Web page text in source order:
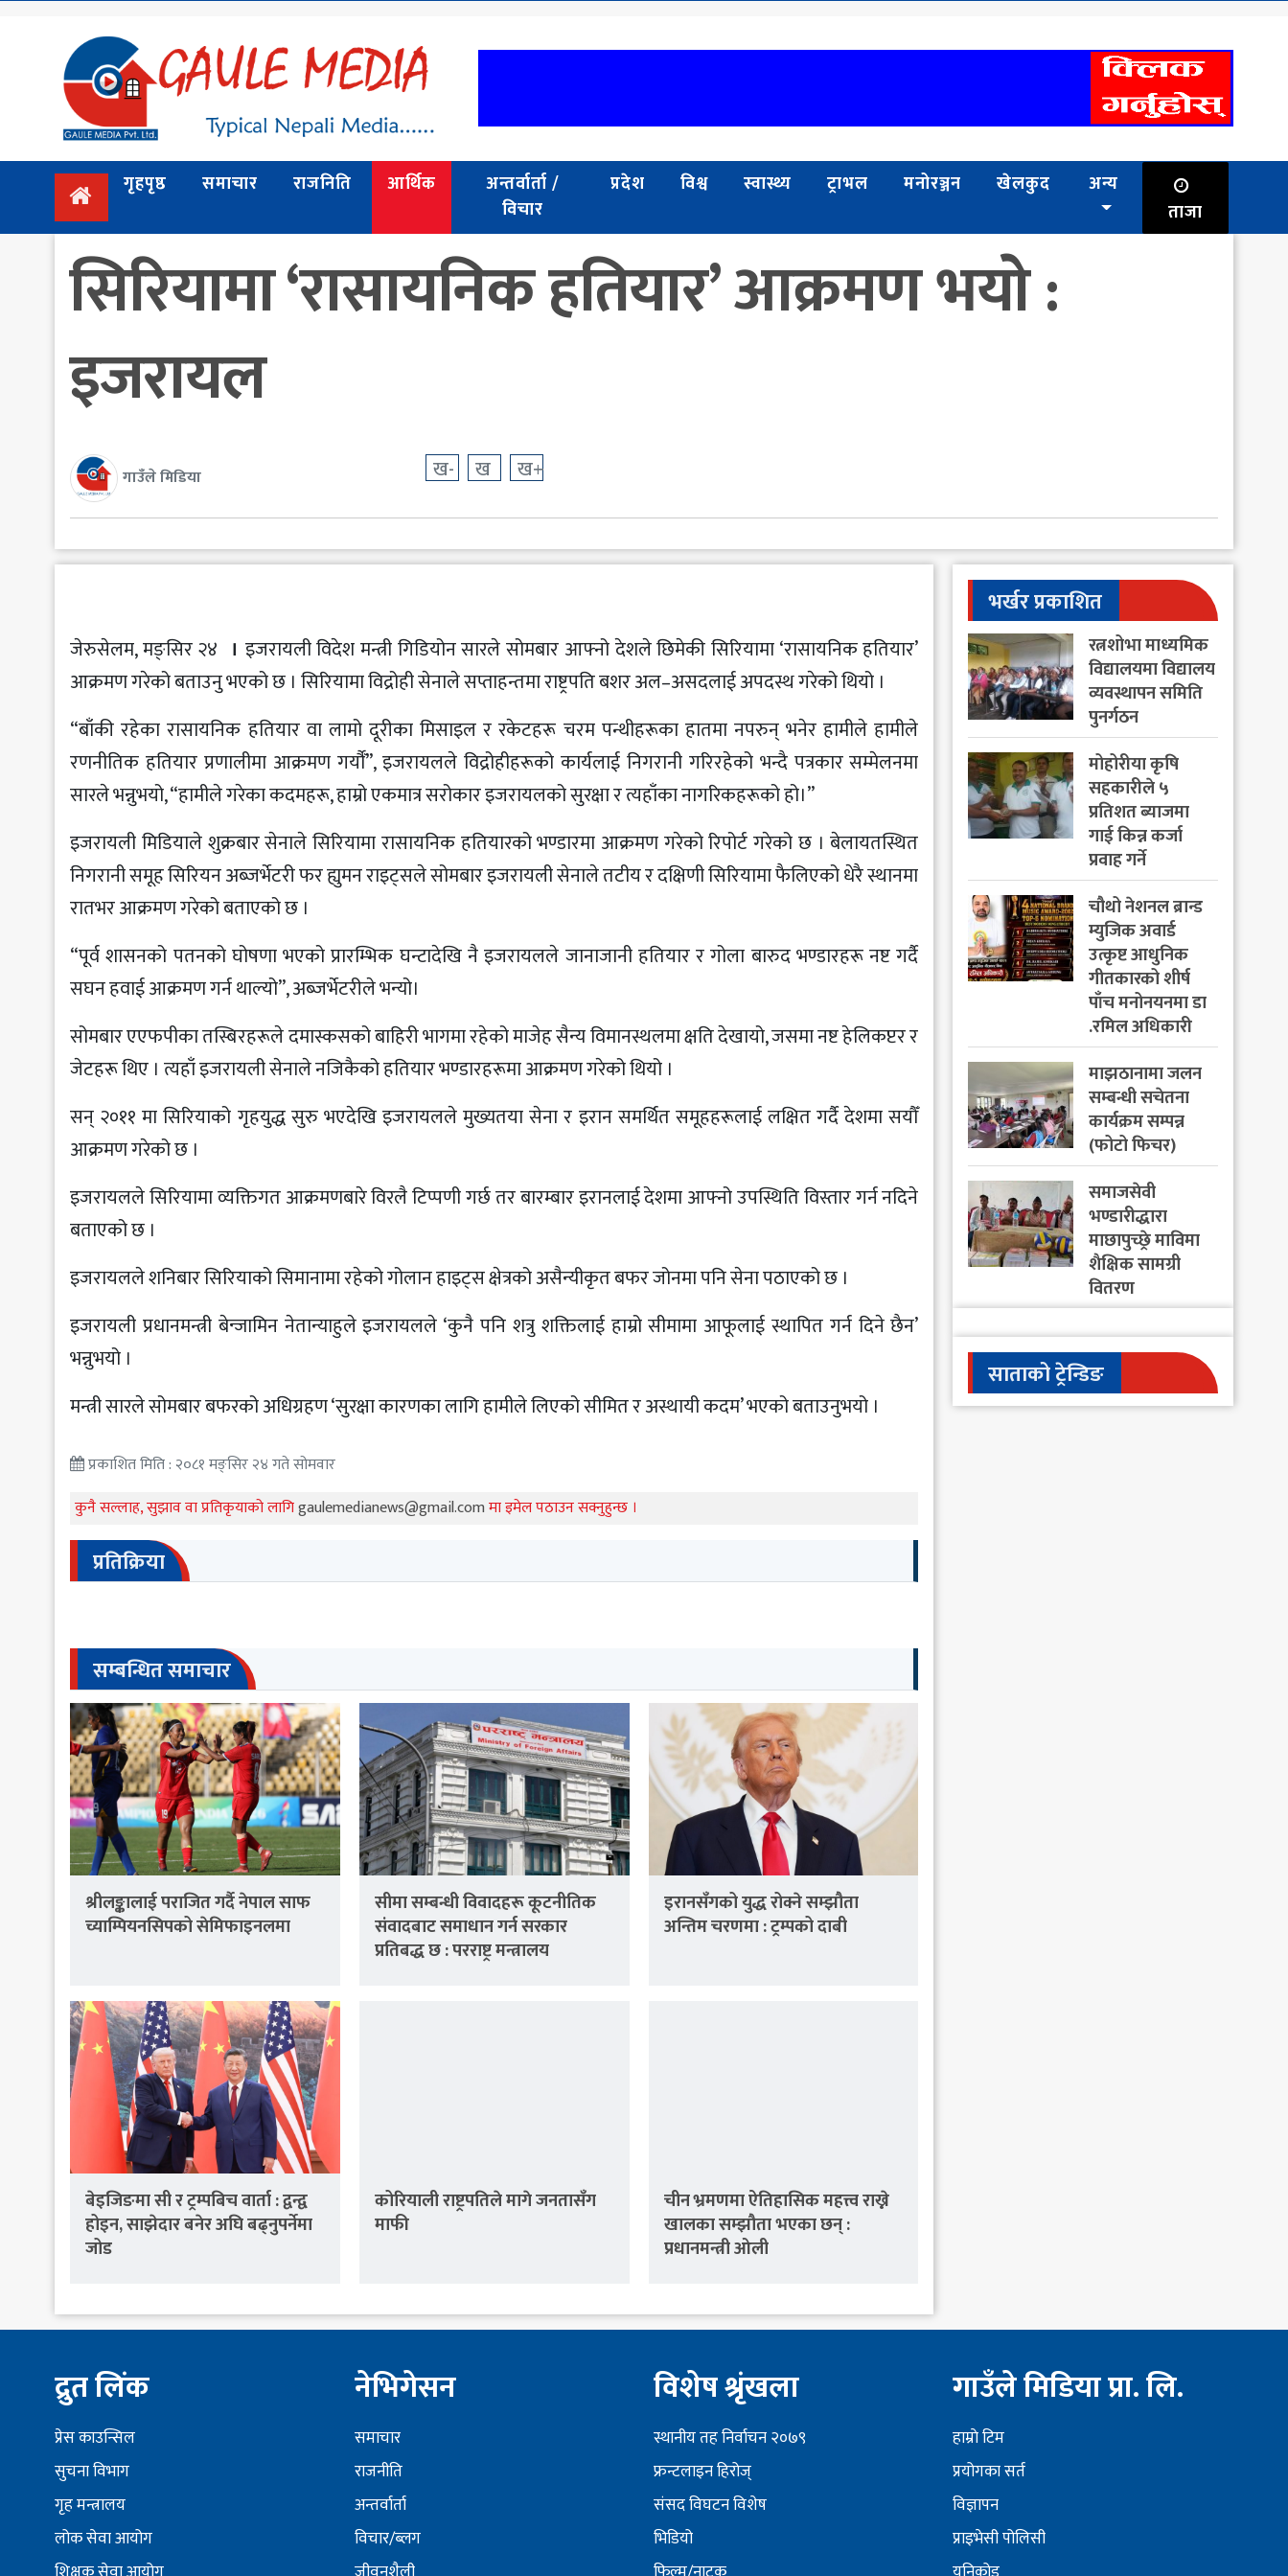
राजनिति
अन्तर्वार्ता
गृहपृष्ठ समाचार राजनिति आर्थिक
अन्तर्वार्ता /
विचार
प्रदेश विश्व स्वास्थ्य ट्राभल मनोरञ्जन खेलकुद
अन्य
ताजा
सिरियामा ‘रासायनिक हतियार’ आक्रमण भयाे :
इजरायल
गाउँले मिडिया ख- ख ख+
जेरुसेलम, मङ्सिर २४ । इजरायली विदेश मन्त्री गिडियोन सारले सोमबार आफ्नो देशले छिमेकी सिरियामा ‘रासायनिक हतियार’
आक्रमण गरेको बताउनु भएको छ । सिरियामा विद्रोही सेनाले सप्ताहन्तमा राष्ट्रपति बशर अल–असदलाई अपदस्थ गरेको थियो ।
“बाँकी रहेका रासायनिक हतियार वा लामो दूरीका मिसाइल र रकेटहरू चरम पन्थीहरूका हातमा नपरुन् भनेर हामीले हामीले
रणनीतिक हतियार प्रणालीमा आक्रमण गर्यौँ”, इजरायलले विद्रोहीहरूको कार्यलाई निगरानी गरिरहेको भन्दै पत्रकार सम्मेलनमा
सारले भन्नुभयो, “हामीले गरेका कदमहरू, हाम्रो एकमात्र सरोकार इजरायलको सुरक्षा र त्यहाँका नागरिकहरूको हो।”
इजरायली मिडियाले शुक्रबार सेनाले सिरियामा रासायनिक हतियारको भण्डारमा आक्रमण गरेको रिपोर्ट गरेको छ । बेलायतस्थित
निगरानी समूह सिरियन अब्जर्भेटरी फर ह्युमन राइट्सले सोमबार इजरायली सेनाले तटीय र दक्षिणी सिरियामा फैलिएको धेरै स्थानमा
रातभर आक्रमण गरेको बताएको छ ।
“पूर्व शासनको पतनको घोषणा भएको प्रारम्भिक घन्टादेखि नै इजरायलले जानाजानी हतियार र गोला बारुद भण्डारहरू नष्ट गर्दै
सघन हवाई आक्रमण गर्न थाल्यो”, अब्जर्भेटरीले भन्यो।
सोमबार एएफपीका तस्बिरहरूले दमास्कसको बाहिरी भागमा रहेको माजेह सैन्य विमानस्थलमा क्षति देखायो, जसमा नष्ट हेलिकप्टर र
जेटहरू थिए । त्यहाँ इजरायली सेनाले नजिकैको हतियार भण्डारहरूमा आक्रमण गरेको थियो ।
सन् २०११ मा सिरियाको गृहयुद्ध सुरु भएदेखि इजरायलले मुख्यतया सेना र इरान समर्थित समूहहरूलाई लक्षित गर्दै देशमा सयौँ
आक्रमण गरेको छ ।
इजरायलले सिरियामा व्यक्तिगत आक्रमणबारे विरलै टिप्पणी गर्छ तर बारम्बार इरानलाई देशमा आफ्नो उपस्थिति विस्तार गर्न नदिने
बताएको छ ।
इजरायलले शनिबार सिरियाको सिमानामा रहेको गोलान हाइट्स क्षेत्रको असैन्यीकृत बफर जोनमा पनि सेना पठाएको छ ।
इजरायली प्रधानमन्त्री बेन्जामिन नेतान्याहुले इजरायलले ‘कुनै पनि शत्रु शक्तिलाई हाम्रो सीमामा आफूलाई स्थापित गर्न दिने छैन’
भन्नुभयो ।
मन्त्री सारले सोमबार बफरको अधिग्रहण ‘सुरक्षा कारणका लागि हामीले लिएको सीमित र अस्थायी कदम’ भएको बताउनुभयो ।
प्रकाशित मिति : २०८१ मङ्सिर २४ गते सोमवार
कुनै सल्लाह, सुझाव वा प्रतिकृयाको लागिgaulemedianews@gmail.comमा इमेल पठाउन सक्नुहुन्छ ।
प्रतिक्रिया
सम्बन्धित समाचार
श्रीलङ्कालाई पराजित गर्दै नेपाल साफ
च्याम्पियनसिपको सेमिफाइनलमा
सीमा सम्बन्धी विवादहरू कूटनीतिक
संवादबाट समाधान गर्न सरकार
प्रतिबद्ध छ : परराष्ट्र मन्त्रालय
इरानसँगको युद्ध रोक्ने सम्झौता
अन्तिम चरणमा : ट्रम्पको दाबी
बेइजिङमा सी र ट्रम्पबिच वार्ता : द्वन्द्व
होइन, साझेदार बनेर अघि बढ्नुपर्नेमा
जोड
कोरियाली राष्ट्रपतिले मागे जनतासँग
माफी
चीन भ्रमणमा ऐतिहासिक महत्त्व राख्ने
खालका सम्झौता भएका छन् :
प्रधानमन्त्री ओली
भर्खर प्रकाशित
रत्नशोभा माध्यमिक
विद्यालयमा विद्यालय
व्यवस्थापन समिति
पुनर्गठन
मोहोरीया कृषि
सहकारीले ५
प्रतिशत ब्याजमा
गाई किन्न कर्जा
प्रवाह गर्ने
चौथो नेशनल ब्रान्ड
म्युजिक अवार्ड
उत्कृष्ट आधुनिक
गीतकारको शीर्ष
पाँच मनोनयनमा डा
.रमिल अधिकारी
माझठानामा जलन
सम्बन्धी सचेतना
कार्यक्रम सम्पन्न
(फोटो फिचर)
समाजसेवी
भण्डारीद्धारा
माछापुच्छ्रे माविमा
शैक्षिक सामग्री
वितरण
साताको ट्रेन्डिङ
द्रुत लिंक
प्रेस काउन्सिल
सुचना विभाग
गृह मन्त्रालय
लोक सेवा आयोग
नेभिगेसन
समाचार
राजनीति
अन्तर्वार्ता
विचार/ब्लग
विशेष श्रृंखला
स्थानीय तह निर्वाचन २०७९
फ्रन्टलाइन हिरोज्
संसद विघटन विशेष
भिडियो
गाउँले मिडिया प्रा. लि.
हाम्राे टिम
प्रयोगका सर्त
विज्ञापन
प्राइभेसी पोलिसी